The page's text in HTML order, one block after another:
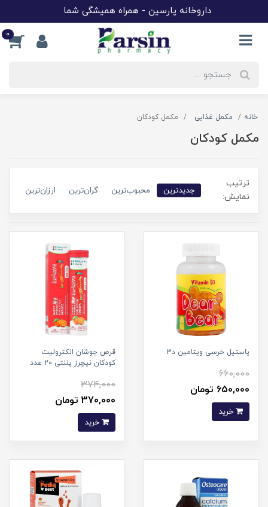
داروخانه پارسین - همراه همیشگی شما
0
خانه مکمل غذایی مکمل کودکان
مکمل کودکان
ترتیب
نمایش:
جدیدترین محبوب‌ترین گران‌ترین ارزان‌ترین
پاستیل خرسی ویتامین د3
660,000
650,000 تومان
قرص جوشان الکترولیت
کودکان نیچرز پلنتی 20 عدد
374,000
370,000 تومان